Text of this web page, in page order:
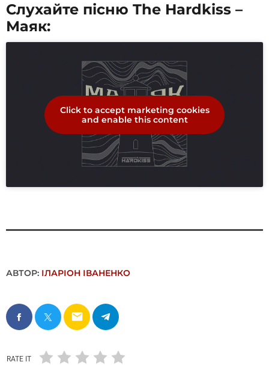
Слухайте пісню The Hardkiss –
Маяк:
Click to accept marketing cookies
and enable this content
АВТОР: ІЛАРІОН ІВАНЕНКО
email
RATE IT